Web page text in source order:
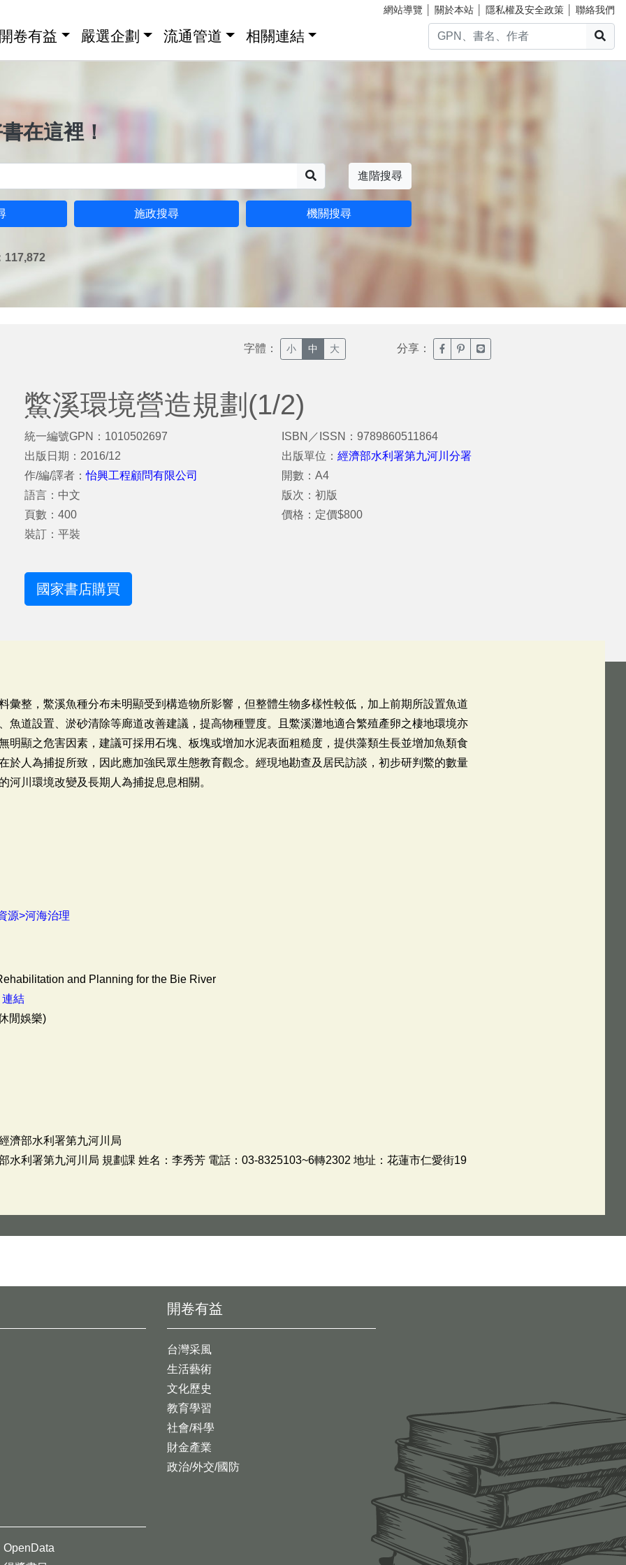
網站導覽 關於本站 隱私權及安全政策 聯絡我們
卷有益 嚴選企劃 流通管道 相關連結
在這裡！
進階搜尋
施政搜尋 機關搜尋
117,872
字體： 小 中 大 分享： 臉書分享(另開新視窗)
噗浪分享(另開新視窗)
Line分享(另開新視窗)
鱉溪環境營造規劃(1/2)
統一編號GPN：1010502697
出版日期：2016/12
作/編/譯者：怡興工程顧問有限公司
語言：中文
頁數：400
裝訂：平裝
ISBN／ISSN：9789860511864
出版單位：經濟部水利署第九河川分署
開數：A4
版次：初版
價格：定價$800
國家書店購買
彙整，鱉溪魚種分布未明顯受到構造物所影響，但整體生物多樣性較低，加上前期所設置魚道
魚道設置、淤砂清除等廊道改善建議，提高物種豐度。且鱉溪灘地適合繁殖產卵之棲地環境亦
明顯之危害因素，建議可採用石塊、板塊或增加水泥表面粗糙度，提供藻類生長並增加魚類食
於人為捕捉所致，因此應加強民眾生態教育觀念。經現地勘查及居民訪談，初步研判鱉的數量
河川環境改變及長期人為捕捉息息相關。
源>河海治理
and Planning for the Bie River
連結
閒娛樂)
濟部水利署第九河川局
水利署第九河川局 規劃課 姓名：李秀芳 電話：03-8325103~6轉2302 地址：花蓮市仁愛街19
開卷有益
台灣采風
生活藝術
文化歷史
教育學習
社會/科學
財金產業
政治/外交/國防
OpenData